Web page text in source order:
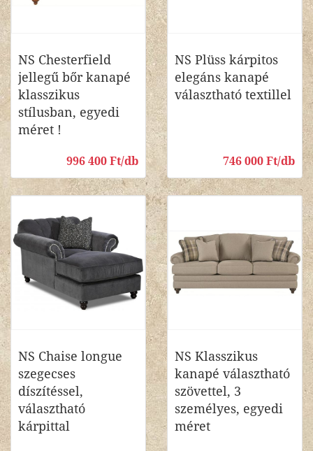
NS Chesterfield
jellegű bőr kanapé
klasszikus
stílusban, egyedi
méret !
996 400 Ft/db
NS Plüss kárpitos
elegáns kanapé
választható textillel
746 000 Ft/db
NS Chaise longue
szegecses
díszítéssel,
választható
kárpittal
NS Klasszikus
kanapé választható
szövettel, 3
személyes, egyedi
méret